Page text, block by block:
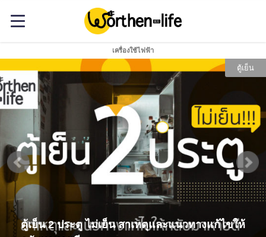
เครื่องใช้ไฟฟ้า
ตู้เย็น
ตู้เย็น 2 ประตู ไม่เย็น สาเหตุและแนวทางแก้ไขให้